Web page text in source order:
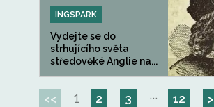
INGSPARK
Vydejte se do
strhujícího světa
středověké Anglie na...
<< 1 2 3 ··· 12